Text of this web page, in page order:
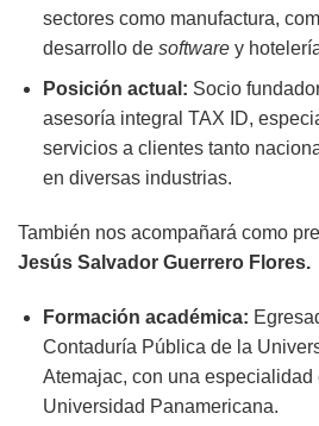
sectores como manufactura,
desarrollo de softwarey
Posición actual: Socio
asesoría integral TAX ID,
servicios a clientes tanto
en diversas industrias.
También nos acompañará como
Jesús Salvador Guerrero Flores.
Formación académica:
Contaduría Pública de la
Atemajac, con una especialidad
Universidad Panamericana.